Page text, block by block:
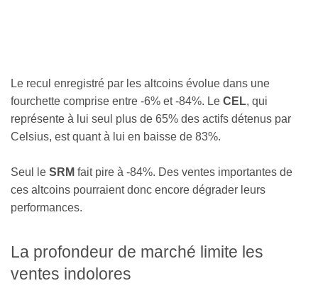
Le recul enregistré par les altcoins évolue dans une
fourchette comprise entre -6% et -84%. Le CEL, qui
représente à lui seul plus de 65% des actifs détenus par
Celsius, est quant à lui en baisse de 83%.
Seul le SRM fait pire à -84%. Des ventes importantes de
ces altcoins pourraient donc encore dégrader leurs
performances.
La profondeur de marché limite les
ventes indolores